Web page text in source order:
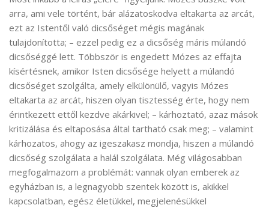
arra, ami vele történt, bár alázatoskodva eltakarta az arcát,
ezt az Istentől való dicsőséget mégis magának
tulajdonította; – ezzel pedig ez a dicsőség máris múlandó
dicsőséggé lett. Többször is engedett Mózes az effajta
kísértésnek, amikor Isten dicsősége helyett a múlandó
dicsőséget szolgálta, amely elkülönülő, vagyis Mózes
eltakarta az arcát, hiszen olyan tisztesség érte, hogy nem
érintkezett ettől kezdve akárkivel; – kárhoztató, azaz mások
kritizálása és eltaposása által tartható csak meg; – valamint
kárhozatos, ahogy az igeszakasz mondja, hiszen a múlandó
dicsőség szolgálata a halál szolgálata. Még világosabban
megfogalmazom a problémát: vannak olyan emberek az
egyházban is, a legnagyobb szentek között is, akikkel
kapcsolatban, egész életükkel, megjelenésükkel